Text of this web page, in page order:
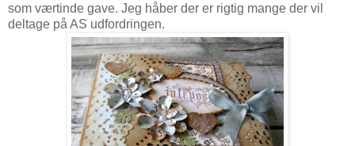
som værtinde gave. Jeg håber der er rigtig mange der vil
deltage på AS udfordringen.